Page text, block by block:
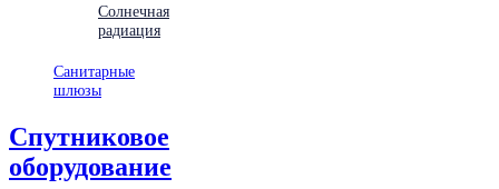
Солнечная
радиация
Санитарные
шлюзы
Спутниковое
оборудование